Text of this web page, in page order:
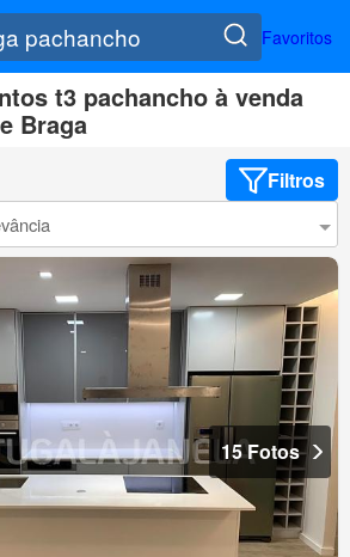
Favoritos
t3 pachancho à venda
Braga
Filtros
15 Fotos